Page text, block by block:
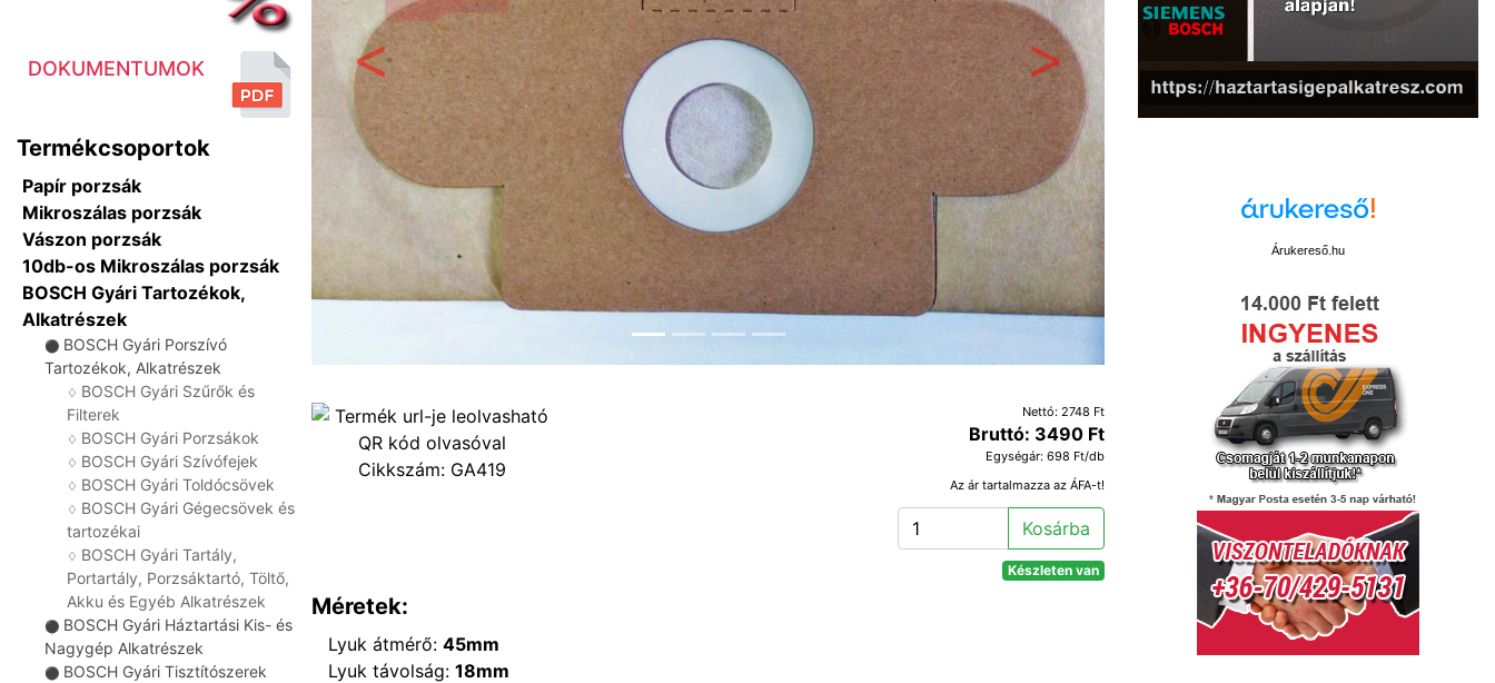
DOKUMENTUMOK
Termékcsoportok
Papír porzsák
Mikroszálas porzsák
Vászon porzsák
10db-os Mikroszálas porzsák
BOSCH Gyári Tartozékok,
Alkatrészek
⚫ BOSCH Gyári Porszívó
Tartozékok, Alkatrészek
♢ BOSCH Gyári Szűrők és
Filterek
♢ BOSCH Gyári Porzsákok
♢ BOSCH Gyári Szívófejek
♢ BOSCH Gyári Toldócsövek
♢ BOSCH Gyári Gégecsövek és
tartozékai
♢ BOSCH Gyári Tartály,
Portartály, Porzsáktartó, Töltő,
Akku és Egyéb Alkatrészek
⚫ BOSCH Gyári Háztartási Kis- és
Nagygép Alkatrészek
⚫ BOSCH Gyári Tisztítószerek
Előző Következő
Cikkszám: GA419
Nettó: 2748 Ft
Bruttó: 3490 Ft
Egységár: 698 Ft/db
Az ár tartalmazza az ÁFA-t!
Kosárba
Készleten van
Méretek:
Lyuk átmérő: 45mm
Lyuk távolság: 18mm
Árukereső.hu